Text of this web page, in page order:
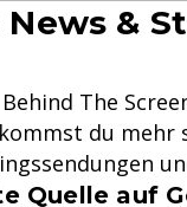
&
The
du mehr
Quelle auf